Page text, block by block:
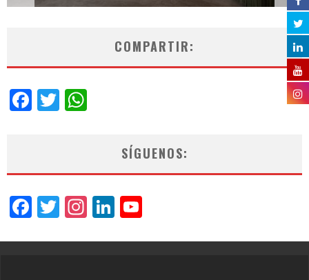
COMPARTIR:
Facebook
Twitter
SÍGUENOS:
Facebook
Twitter
Instagram
LinkedIn